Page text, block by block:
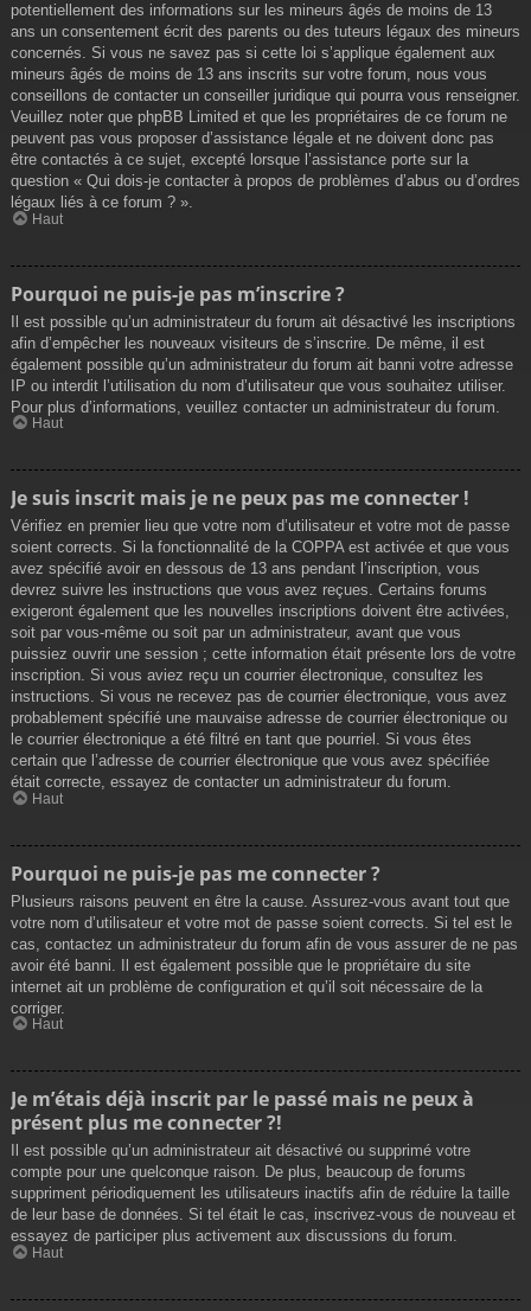
potentiellement des informations sur les mineurs âgés de moins de 13
ans un consentement écrit des parents ou des tuteurs légaux des mineurs
concernés. Si vous ne savez pas si cette loi s’applique également aux
mineurs âgés de moins de 13 ans inscrits sur votre forum, nous vous
conseillons de contacter un conseiller juridique qui pourra vous renseigner.
Veuillez noter que phpBB Limited et que les propriétaires de ce forum ne
peuvent pas vous proposer d’assistance légale et ne doivent donc pas
être contactés à ce sujet, excepté lorsque l’assistance porte sur la
question « Qui dois-je contacter à propos de problèmes d’abus ou d’ordres
légaux liés à ce forum ? ».
Haut
Pourquoi ne puis-je pas m’inscrire ?
Il est possible qu’un administrateur du forum ait désactivé les inscriptions
afin d’empêcher les nouveaux visiteurs de s’inscrire. De même, il est
également possible qu’un administrateur du forum ait banni votre adresse
IP ou interdit l’utilisation du nom d’utilisateur que vous souhaitez utiliser.
Pour plus d’informations, veuillez contacter un administrateur du forum.
Haut
Je suis inscrit mais je ne peux pas me connecter !
Vérifiez en premier lieu que votre nom d’utilisateur et votre mot de passe
soient corrects. Si la fonctionnalité de la COPPA est activée et que vous
avez spécifié avoir en dessous de 13 ans pendant l’inscription, vous
devrez suivre les instructions que vous avez reçues. Certains forums
exigeront également que les nouvelles inscriptions doivent être activées,
soit par vous-même ou soit par un administrateur, avant que vous
puissiez ouvrir une session ; cette information était présente lors de votre
inscription. Si vous aviez reçu un courrier électronique, consultez les
instructions. Si vous ne recevez pas de courrier électronique, vous avez
probablement spécifié une mauvaise adresse de courrier électronique ou
le courrier électronique a été filtré en tant que pourriel. Si vous êtes
certain que l’adresse de courrier électronique que vous avez spécifiée
était correcte, essayez de contacter un administrateur du forum.
Haut
Pourquoi ne puis-je pas me connecter ?
Plusieurs raisons peuvent en être la cause. Assurez-vous avant tout que
votre nom d’utilisateur et votre mot de passe soient corrects. Si tel est le
cas, contactez un administrateur du forum afin de vous assurer de ne pas
avoir été banni. Il est également possible que le propriétaire du site
internet ait un problème de configuration et qu’il soit nécessaire de la
corriger.
Haut
Je m’étais déjà inscrit par le passé mais ne peux à
présent plus me connecter ?!
Il est possible qu’un administrateur ait désactivé ou supprimé votre
compte pour une quelconque raison. De plus, beaucoup de forums
suppriment périodiquement les utilisateurs inactifs afin de réduire la taille
de leur base de données. Si tel était le cas, inscrivez-vous de nouveau et
essayez de participer plus activement aux discussions du forum.
Haut